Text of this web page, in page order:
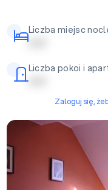
Liczba miejsc
| | | | |
Liczba pokoi i
| | | | |
Zaloguj się,